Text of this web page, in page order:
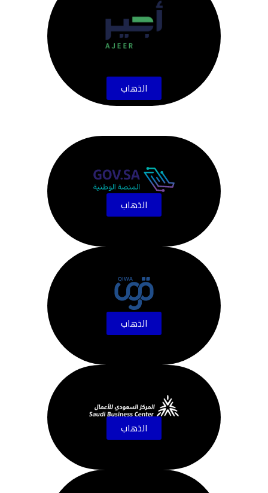
الذهاب
الذهاب
الذهاب
الذهاب